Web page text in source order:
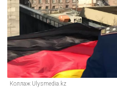
Коллаж Ulysmedia.kz